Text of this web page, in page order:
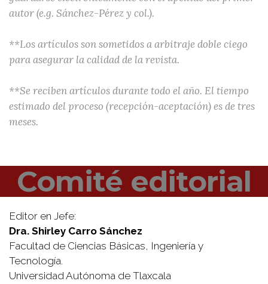
autor (e.g. Sánchez-Pérez y col.).
**Los artículos son sometidos a arbitraje doble ciego
para asegurar la calidad de la revista.
**Se reciben artículos durante todo el año. El tiempo
estimado del proceso (recepción-aceptación) es de tres
meses.
Comité editorial
Editor en Jefe:
Dra. Shirley Carro Sánchez
Facultad de Ciencias Básicas, Ingeniería y
Tecnología.
Universidad Autónoma de Tlaxcala